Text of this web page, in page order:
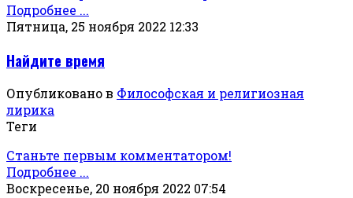
Подробнее ...
Пятница, 25 ноября 2022 12:33
Найдите время
Опубликовано в Философская и религиозная
лирика
Теги
Станьте первым комментатором!
Подробнее ...
Воскресенье, 20 ноября 2022 07:54